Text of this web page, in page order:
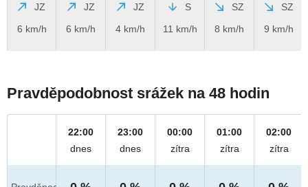
JZ
6 km/h
JZ
6 km/h
JZ
4 km/h
S
11 km/h
SZ
8 km/h
SZ
9 km/h
Pravděpodobnost srážek na 48 hodin
22:00
dnes
23:00
dnes
00:00
zítra
01:00
zítra
02:00
zítra